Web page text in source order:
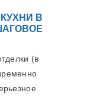
В
(в